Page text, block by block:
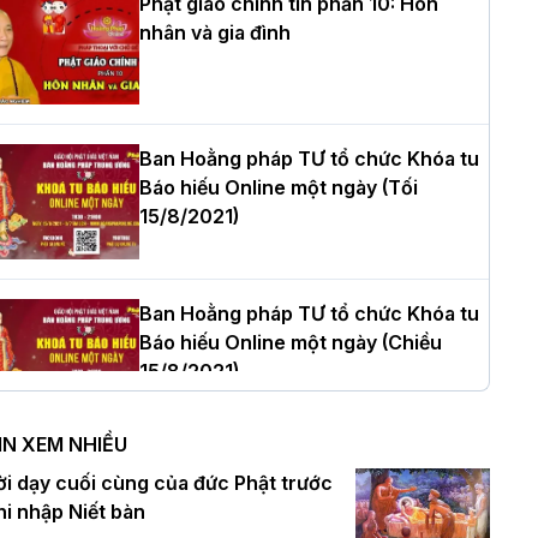
thượng Thích Quảng Tùng tái đắc
Trưởng BTS GHPGVN thành phố Hải
nhiệm kỳ 2026 – 2031
tọa Thích Tâm Chính được suy
tân Trưởng ban Trị sự GHPGVN tỉnh
Nội: Tăng Ni Trường hạ Bồ Đề trang
tác pháp Tiền an cư PL.2570 –
nhân và gia đình
Ban Hoằng pháp TƯ tổ chức Khóa tu
Báo hiếu Online một ngày (Tối
15/8/2021)
Ban Hoằng pháp TƯ tổ chức Khóa tu
Báo hiếu Online một ngày (Chiều
15/8/2021)
Ban Hoằng pháp TƯ tổ chức Khóa tu
Báo hiếu Online một ngày (Sáng
15/8/2021)
XEM NHIỀU
dạy cuối cùng của đức Phật trước
nhập Niết bàn